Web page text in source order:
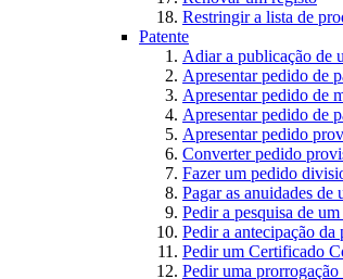
Restringir a lista de
Patente
Adiar a publicação de
Apresentar pedido de
Apresentar pedido de
Apresentar pedido de
Apresentar pedido
Converter pedido
Fazer um pedido
Pagar as anuidades
Pedir a pesquisa de
Pedir a antecipação
Pedir um Certificado
Pedir uma